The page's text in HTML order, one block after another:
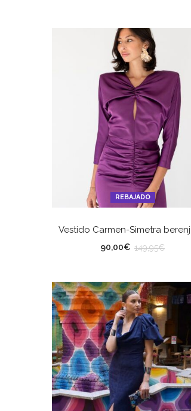
REBAJADO
Vestido Carmen-Simetra
90,00€ 149,95€